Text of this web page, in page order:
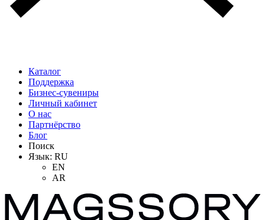
Каталог
Поддержка
Бизнес-сувениры
Личный кабинет
О нас
Партнёрство
Блог
Поиск
Язык: RU
EN
AR